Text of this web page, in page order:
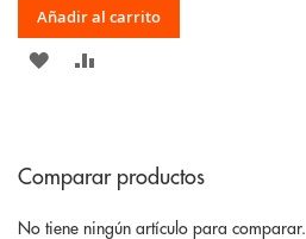
Añadir al carrito
AÑADIR
LISTA
DE
Comparar productos
No tiene ningún artículo para comparar.